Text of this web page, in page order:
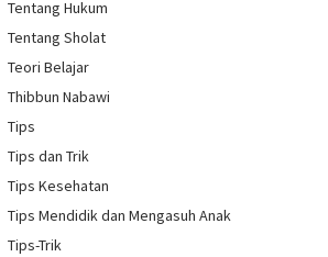
Tentang Hukum
Tentang Sholat
Teori Belajar
Thibbun Nabawi
Tips
Tips dan Trik
Tips Kesehatan
Tips Mendidik dan Mengasuh Anak
Tips-Trik